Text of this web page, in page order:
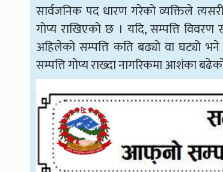
सार्वजनिक पद धारण गरेको व्यक्तिले त्यसरी
गोप्य राखिएको छ । यदि, सम्पत्ति विवरण
अहिलेको सम्पत्ति कति बढ्यो वा घट्यो
सम्पत्ति गोप्य राख्दा नागरिकमा आशंका